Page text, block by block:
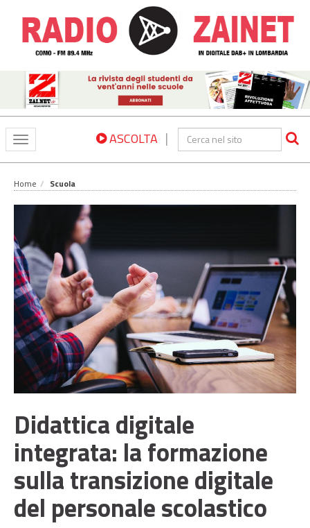
Toggle
navigation
ASCOLTA |
Home Scuola
Didattica digitale
integrata: la formazione
sulla transizione digitale
del personale scolastico